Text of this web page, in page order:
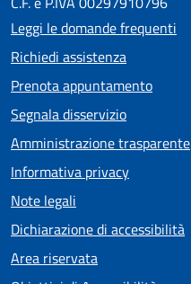
Leggi le domande frequenti
Richiedi assistenza
Prenota appuntamento
Segnala disservizio
Amministrazione trasparente
Informativa privacy
Note legali
Dichiarazione di accessibilità
Area riservata